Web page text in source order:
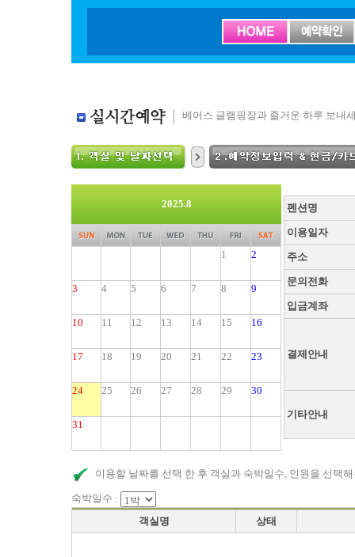
베어스 글램핑장과 즐거운 하루 보내
2025.8
1 2
3 4 5 6 7 8 9
10 11 12 13 14 15 16
17 18 19 20 21 22 23
24 25 26 27 28 29 30
31
펜션명
이용일자
주소
문의전화
입금계좌
결제안내
기타안내
이용할 날짜를 선택 한 후 객실과 숙박일수, 인원을 선택
숙박일수 :
객실명
상태